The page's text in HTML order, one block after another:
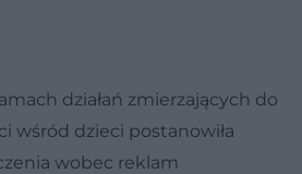
działań zmierzających do
wśród dzieci postanowiła
wobec reklam